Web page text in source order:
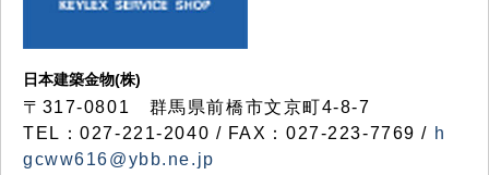
日本建築金物(株)
〒317‐0801 群馬県前橋市文京町4-8-7
TEL：027-221-2040 / FAX：027-223-7769 / h
gcww616@ybb.ne.jp